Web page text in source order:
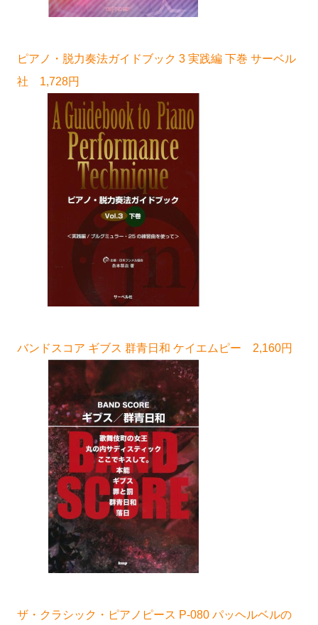
ピアノ・脱力奏法ガイドブック 3 実践編 下巻 サーベル
社 1,728円
バンドスコア ギブス 群青日和 ケイエムピー 2,160円
ザ・クラシック・ピアノピース P-080 パッヘルベルの